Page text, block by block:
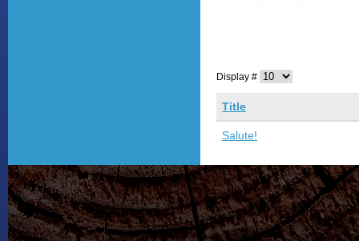
Display #
Title
Salute!